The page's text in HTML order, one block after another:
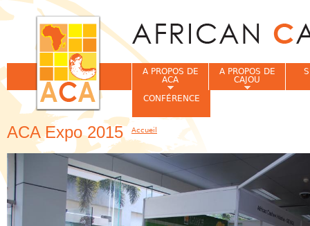
ACA Expo 2015
A PROPOS DE
ACA
A PROPOS DE
CAJOU
CONFÉRENCE
Vous êtes ici
Accueil